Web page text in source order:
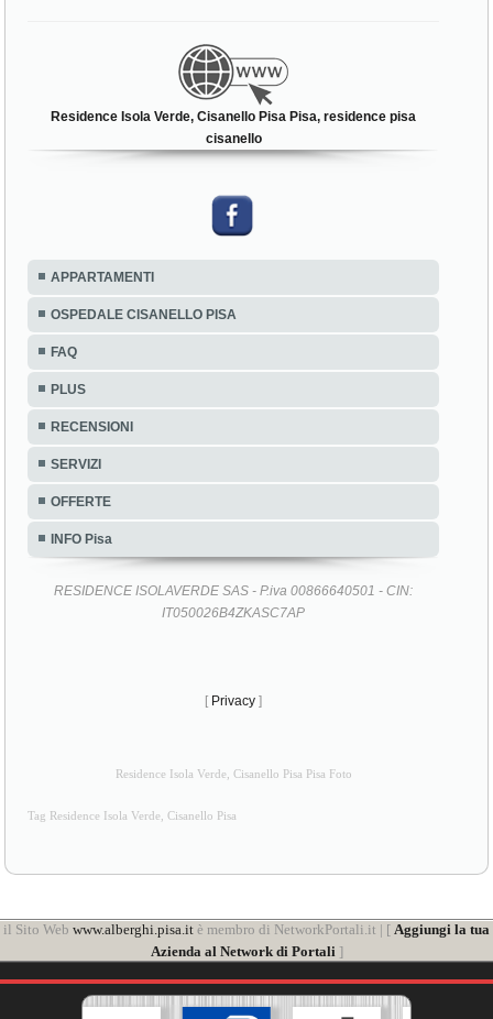
Residence Isola Verde, Cisanello Pisa Pisa, residence pisa
cisanello
APPARTAMENTI
OSPEDALE CISANELLO PISA
FAQ
PLUS
RECENSIONI
SERVIZI
OFFERTE
INFO Pisa
RESIDENCE ISOLAVERDE SAS - P.iva 00866640501 - CIN:
IT050026B4ZKASC7AP
[ Privacy ]
Residence Isola Verde, Cisanello Pisa Pisa Foto
Tag Residence Isola Verde, Cisanello Pisa
il Sito Web www.alberghi.pisa.it è membro di NetworkPortali.it | [ Aggiungi la tua
Azienda al Network di Portali ]